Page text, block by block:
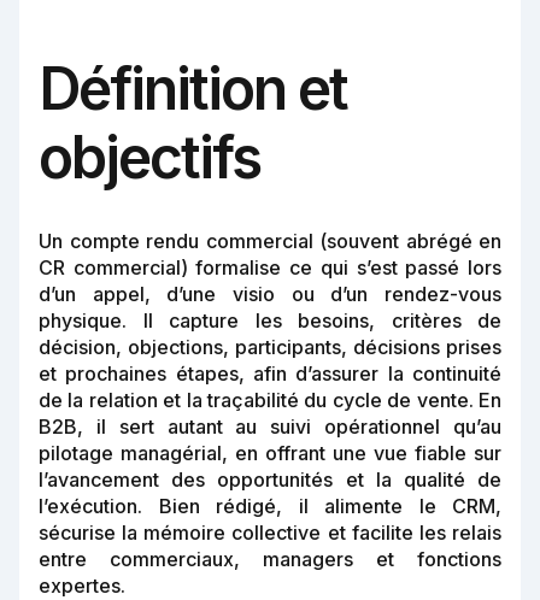
Définition et
objectifs
Un compte rendu commercial (souvent abrégé en
CR commercial) formalise ce qui s’est passé lors
d’un appel, d’une visio ou d’un rendez-vous
physique. Il capture les besoins, critères de
décision, objections, participants, décisions prises
et prochaines étapes, afin d’assurer la continuité
de la relation et la traçabilité du cycle de vente. En
B2B, il sert autant au suivi opérationnel qu’au
pilotage managérial, en offrant une vue fiable sur
l’avancement des opportunités et la qualité de
l’exécution. Bien rédigé, il alimente le CRM,
sécurise la mémoire collective et facilite les relais
entre commerciaux, managers et fonctions
expertes.